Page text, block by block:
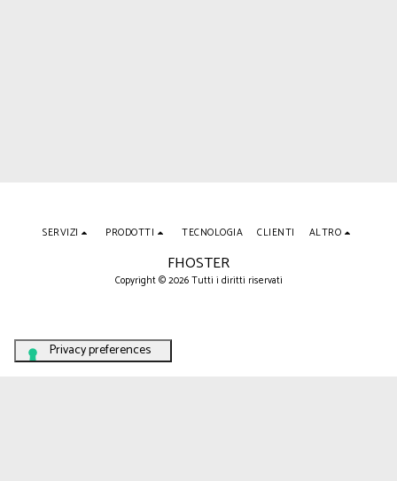
FHOSTER
Copyright © 2026 Tutti i diritti riservati
SERVIZI PRODOTTI TECNOLOGIA CLIENTI ALTRO